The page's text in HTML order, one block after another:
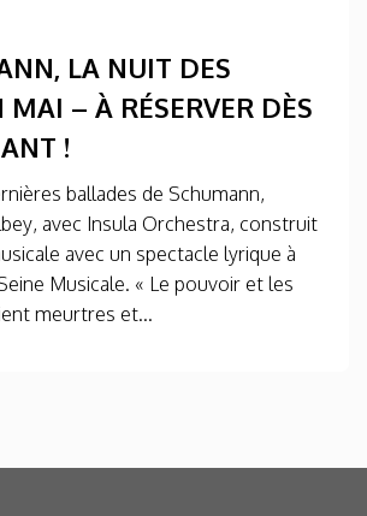
LA NUIT DES
MAI – À RÉSERVER DÈS
!
ballades de Schumann,
avec Insula Orchestra, construit
avec un spectacle lyrique à
Musicale. « Le pouvoir et les
meurtres et...